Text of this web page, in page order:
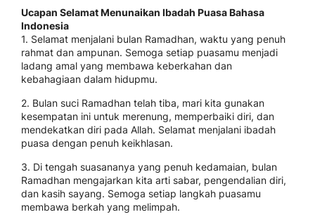
Ucapan Selamat Menunaikan Ibadah Puasa Bahasa
Indonesia
1. Selamat menjalani bulan Ramadhan, waktu yang penuh
rahmat dan ampunan. Semoga setiap puasamu menjadi
ladang amal yang membawa keberkahan dan
kebahagiaan dalam hidupmu.
2. Bulan suci Ramadhan telah tiba, mari kita gunakan
kesempatan ini untuk merenung, memperbaiki diri, dan
mendekatkan diri pada Allah. Selamat menjalani ibadah
puasa dengan penuh keikhlasan.
3. Di tengah suasananya yang penuh kedamaian, bulan
Ramadhan mengajarkan kita arti sabar, pengendalian diri,
dan kasih sayang. Semoga setiap langkah puasamu
membawa berkah yang melimpah.